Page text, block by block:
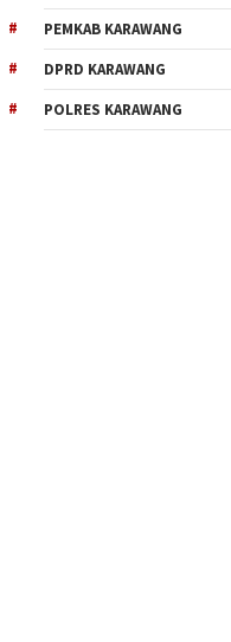
PEMKAB KARAWANG
DPRD KARAWANG
POLRES KARAWANG